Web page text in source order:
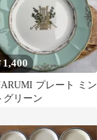
1,400
プレート ミン
グリーン